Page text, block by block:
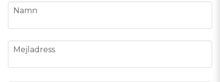
name
Namn
email
Mejladress